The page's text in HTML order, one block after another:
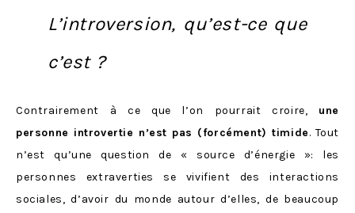
L’introversion, qu’est-ce que
c’est ?
Contrairement à ce que l’on pourrait croire, une
personne introvertie n’est pas (forcément) timide. Tout
n’est qu’une question de « source d’énergie »: les
personnes extraverties se vivifient des interactions
sociales, d’avoir du monde autour d’elles, de beaucoup